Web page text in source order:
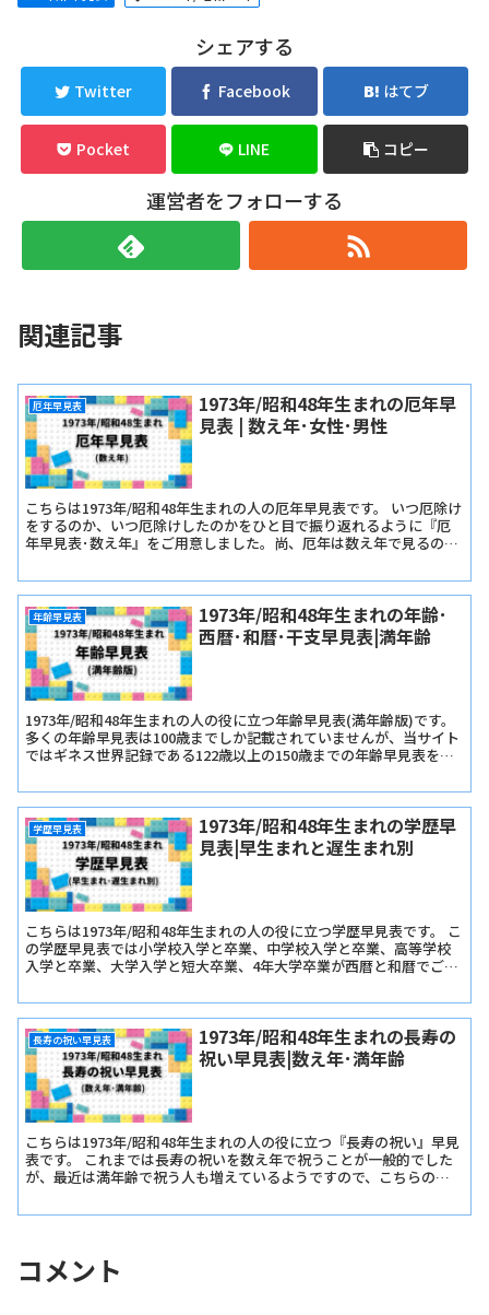
シェアする
Twitter Facebook はてブ
Pocket LINE コピー
運営者をフォローする
関連記事
厄年早見表
1973年/昭和48年生まれの厄年早
見表 | 数え年･女性･男性
こちらは1973年/昭和48年生まれの人の厄年早見表です。 いつ厄除け
をするのか、いつ厄除けしたのかをひと目で振り返れるように『厄
年早見表･数え年』をご用意しました。尚、厄年は数え年で見るので
年齢早見表
1973年/昭和48年生まれの年齢･
西暦･和暦･干支早見表|満年齢
1973年/昭和48年生まれの人の役に立つ年齢早見表(満年齢版)です。
多くの年齢早見表は100歳までしか記載されていませんが、当サイト
ではギネス世界記録である122歳以上の150歳までの年齢早見表を記
学歴早見表
1973年/昭和48年生まれの学歴早
見表|早生まれと遅生まれ別
こちらは1973年/昭和48年生まれの人の役に立つ学歴早見表です。 こ
の学歴早見表では小学校入学と卒業、中学校入学と卒業、高等学校
入学と卒業、大学入学と短大卒業、4年大学卒業が西暦と和暦でご確
長寿の祝い早見表
1973年/昭和48年生まれの長寿の
祝い早見表|数え年･満年齢
こちらは1973年/昭和48年生まれの人の役に立つ『長寿の祝い』早見
表です。 これまでは長寿の祝いを数え年で祝うことが一般的でした
が、最近は満年齢で祝う人も増えているようですので、こちらの早
年齢版』をご用意しました。
コメント